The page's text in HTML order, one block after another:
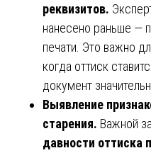
реквизитов.
нанесено раньше —
печати. Это важно
когда оттиск
документ
Выявление
старения. Важной
давности оттиска